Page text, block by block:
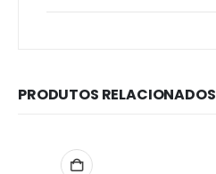
PRODUTOS RELACIONADOS